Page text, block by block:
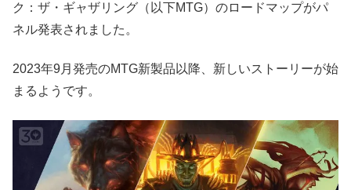
ク：ザ・ギャザリング（以下MTG）のロードマップがパ
ネル発表されました。
2023年9月発売のMTG新製品以降、新しいストーリーが始
まるようです。